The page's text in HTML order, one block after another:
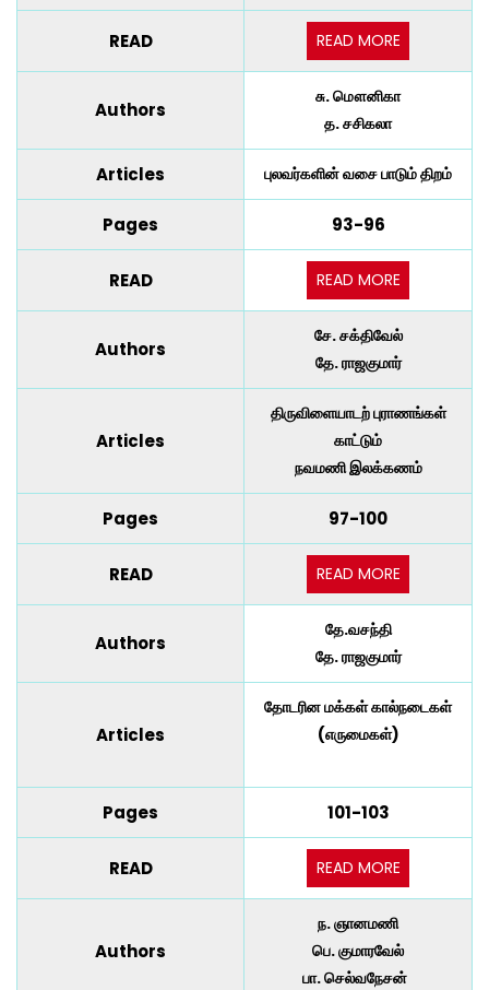
READ READ MORE
Authors
சு. மௌனிகா
த. சசிகலா
Articles புலவர்களின் வசை பாடும் திறம்
Pages 93-96
READ READ MORE
Authors
சே. சக்திவேல்
தே. ராஜகுமார்
Articles
திருவிளையாடற் புராணங்கள்
காட்டும்
நவமணி இலக்கணம்
Pages 97-100
READ READ MORE
Authors
தே.வசந்தி
தே. ராஜகுமார்
Articles
தோடரின மக்கள் கால்நடைகள்
(எருமைகள்)
Pages 101-103
READ READ MORE
Authors
ந. ஞானமணி
பெ. குமாரவேல்
பா. செல்வநேசன்